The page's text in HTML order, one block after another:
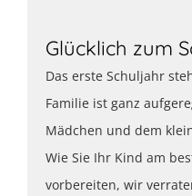
Glücklich zum
Das erste Schuljahr
Familie ist ganz
Mädchen und dem
Wie Sie Ihr Kind am
vorbereiten, wir